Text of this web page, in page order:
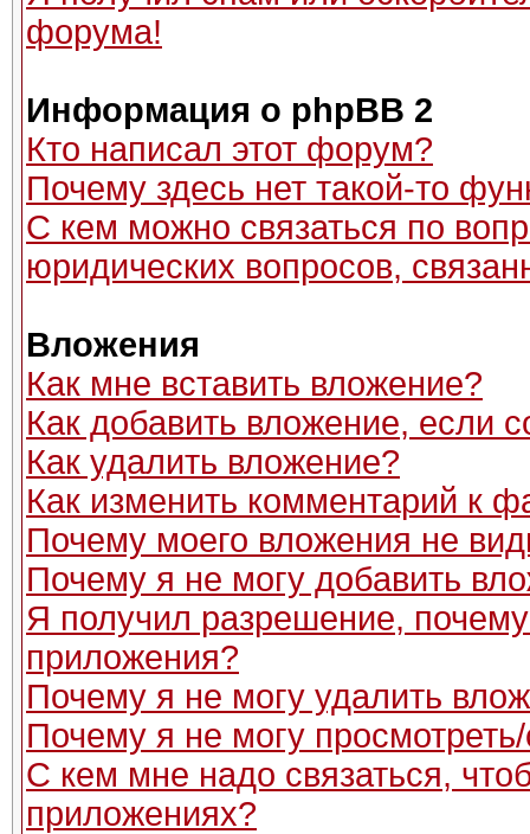
форума!
Информация о phpBB 2
Кто написал этот форум?
Почему здесь нет такой-то
С кем можно связаться по
юридических вопросов,
Вложения
Как мне вставить вложение?
Как добавить вложение, если
Как удалить вложение?
Как изменить комментарий к
Почему моего вложения не
Почему я не могу добавить
Я получил разрешение,
приложения?
Почему я не могу удалить
Почему я не могу
С кем мне надо связаться,
приложениях?